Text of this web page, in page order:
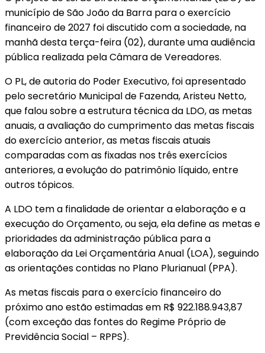
município de São João da Barra para o exercício
financeiro de 2027 foi discutido com a sociedade, na
manhã desta terça-feira (02), durante uma audiência
pública realizada pela Câmara de Vereadores.
O PL, de autoria do Poder Executivo, foi apresentado
pelo secretário Municipal de Fazenda, Aristeu Netto,
que falou sobre a estrutura técnica da LDO, as metas
anuais, a avaliação do cumprimento das metas fiscais
do exercício anterior, as metas fiscais atuais
comparadas com as fixadas nos três exercícios
anteriores, a evolução do patrimônio líquido, entre
outros tópicos.
A LDO tem a finalidade de orientar a elaboração e a
execução do Orçamento, ou seja, ela define as metas e
prioridades da administração pública para a
elaboração da Lei Orçamentária Anual (LOA), seguindo
as orientações contidas no Plano Plurianual (PPA).
As metas fiscais para o exercício financeiro do
próximo ano estão estimadas em R$ 922.188.943,87
(com exceção das fontes do Regime Próprio de
Previdência Social – RPPS).